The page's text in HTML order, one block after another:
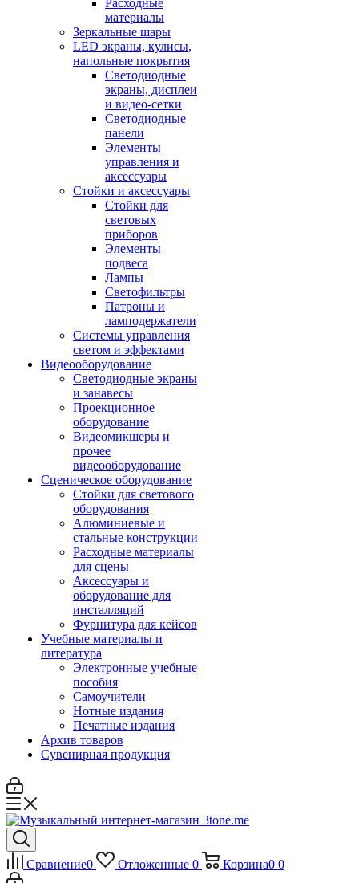
Расходные
материалы
Зеркальные шары
LED экраны, кулисы,
напольные покрытия
Светодиодные
экраны, дисплеи
и видео-сетки
Светодиодные
панели
Элементы
управления и
аксессуары
Стойки и аксессуары
Стойки для
световых
приборов
Элементы
подвеса
Лампы
Светофильтры
Патроны и
ламподержатели
Системы управления
светом и эффектами
Видеооборудование
Светодиодные экраны
и занавесы
Проекционное
оборудование
Видеомикшеры и
прочее
видеооборудование
Сценическое оборудование
Стойки для светового
оборудования
Алюминиевые и
стальные конструкции
Расходные материалы
для сцены
Аксессуары и
оборудование для
инсталляций
Фурнитура для кейсов
Учебные материалы и
литература
Электронные учебные
пособия
Самоучители
Нотные издания
Печатные издания
Архив товаров
Сувенирная продукция
Сравнение0 Отложенные 0 Корзина0 0